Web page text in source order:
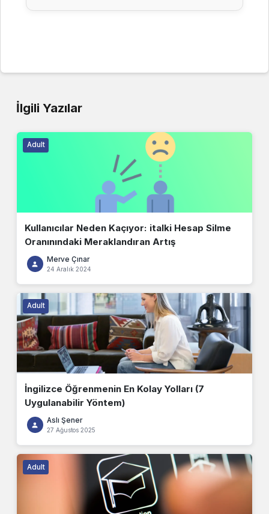
İlgili Yazılar
Adult
Kullanıcılar Neden Kaçıyor: italki Hesap Silme
Oranınındaki Meraklandıran Artış
Merve Çınar
24 Aralık 2024
Adult
İngilizce Öğrenmenin En Kolay Yolları (7
Uygulanabilir Yöntem)
Aslı Şener
27 Ağustos 2025
Adult